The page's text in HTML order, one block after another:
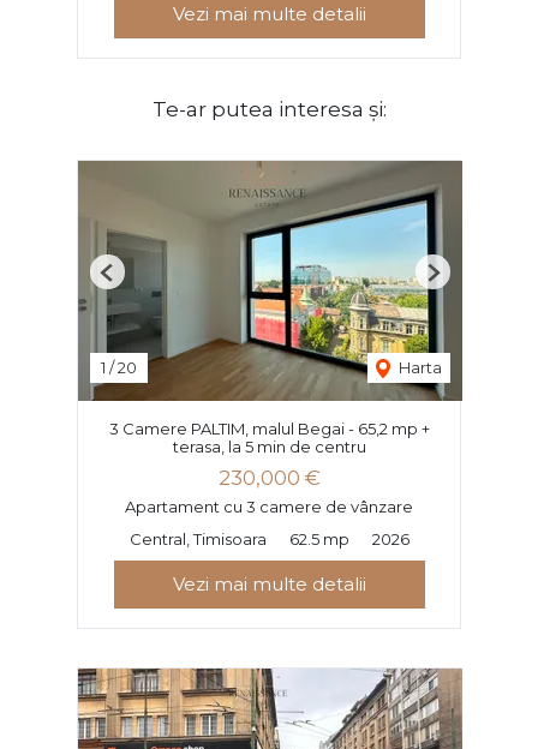
Vezi mai multe detalii
Te-ar putea interesa și:
1 /20 Harta
Previous Next
3 Camere PALTIM, malul Begai - 65,2 mp +
terasa, la 5 min de centru
230,000 €
Apartament cu 3 camere de vânzare
Central, Timisoara
62.5 mp 2026
Vezi mai multe detalii